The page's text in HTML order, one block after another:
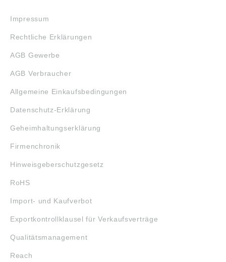
Impressum
Rechtliche Erklärungen
AGB Gewerbe
AGB Verbraucher
Allgemeine Einkaufsbedingungen
Datenschutz-Erklärung
Geheimhaltungserklärung
Firmenchronik
Hinweisgeberschutzgesetz
RoHS
Import- und Kaufverbot
Exportkontrollklausel für Verkaufsverträge
Qualitätsmanagement
Reach